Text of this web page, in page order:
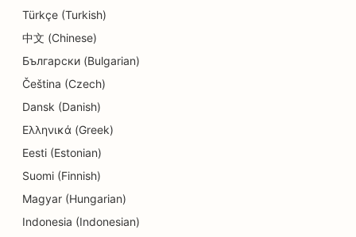
SEO per i servizi educativi e di assistenza
all'infanzia
SEO per negozi di ciambelle
SEO per elettricisti
SEO per le tintorie
SEO per gli studi di ingegneria
SEO per endodontisti
Türkçe (Turkish)
中文 (Chinese)
Български (Bulgarian)
Čeština (Czech)
Dansk (Danish)
Ελληνικά (Greek)
Eesti (Estonian)
Suomi (Finnish)
Magyar (Hungarian)
Indonesia (Indonesian)